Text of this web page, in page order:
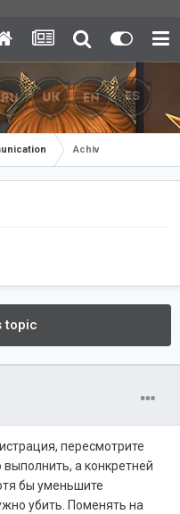
Achiv
topic
пересмотрите
а конкретней
бы уменьшите
убить. Поменять на